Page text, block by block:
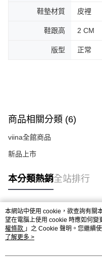
鞋墊材質 皮裡
鞋跟高 2 CM
版型 正常
商品相關分類 (6)
viina全館商品
新品上市
本分類熱銷全站排行
熱門標籤
本網站中使用 cookie，欲查詢有關
望在電腦上使用 cookie 時應如何變
權條款 」之 Cookie 聲明。您繼續
用條款之 Cookie 聲明使用 cookie。
了解更多 >